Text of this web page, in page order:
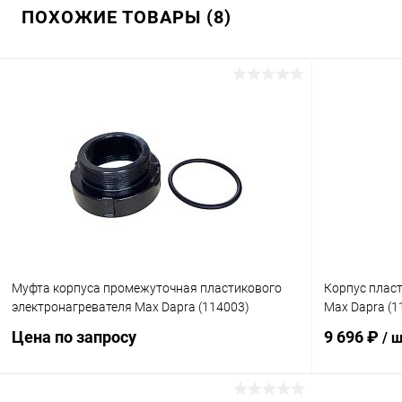
ПОХОЖИЕ ТОВАРЫ (8)
Муфта корпуса промежуточная пластикового
электронагревателя Max Dapra (114003)
Цена по запросу
Корпус
Max Dapra
9 696 ₽ /